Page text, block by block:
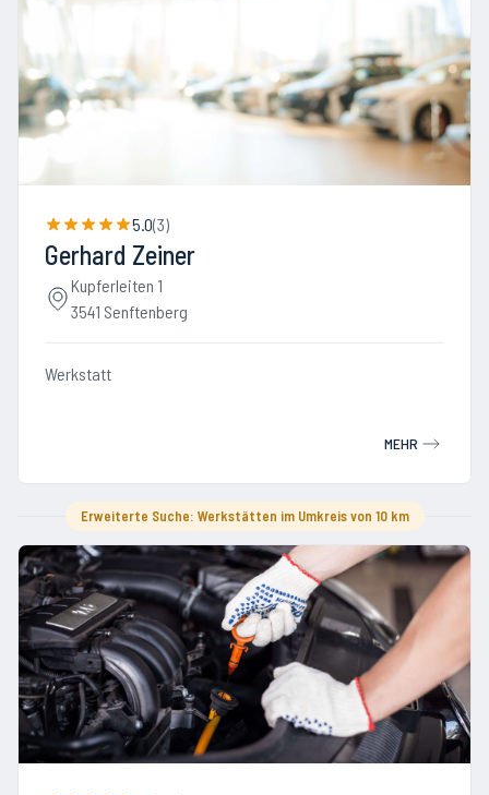
5.0(3)
Gerhard Zeiner
Kupferleiten 1
3541 Senftenberg
Werkstatt
MEHR
Erweiterte Suche: Werkstätten im Umkreis von 10 km